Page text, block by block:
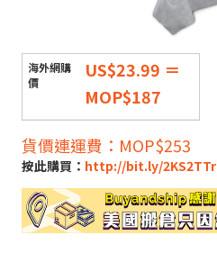
US$23.99 ＝
MOP$187
貨價連運費：MOP$253
按此購買： http://bit.ly/2KS2TTr